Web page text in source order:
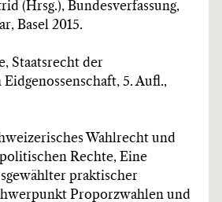
(Hrsg.), Bundesverfassung,
Basel 2015.
Staatsrecht der
5. Aufl.,
Wahlrecht und
Rechte, Eine
praktischer
Proporzwahlen und